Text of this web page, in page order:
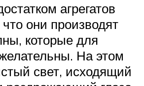
агрегатов
они производят
которые для
На этом
свет, исходящий